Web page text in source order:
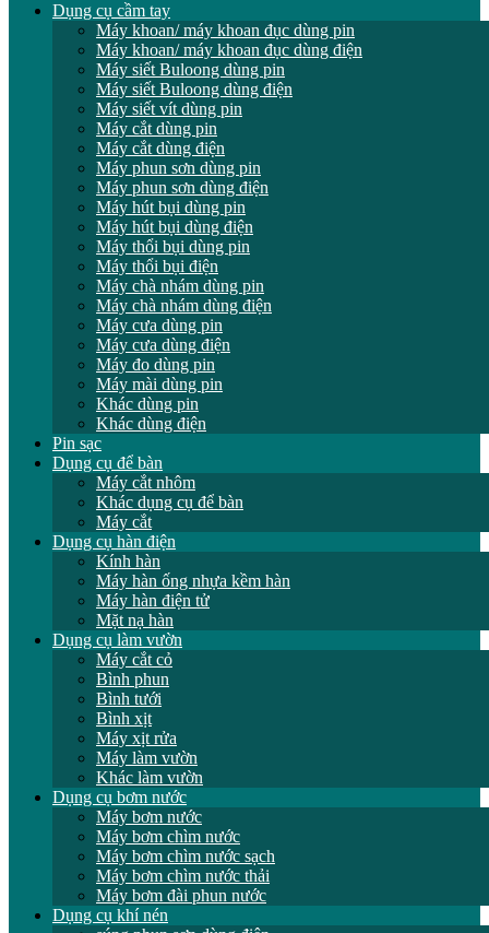
Dụng cụ cầm tay
Máy khoan/ máy khoan đục dùng pin
Máy khoan/ máy khoan đục dùng điện
Máy siết Buloong dùng pin
Máy siết Buloong dùng điện
Máy siết vít dùng pin
Máy cắt dùng pin
Máy cắt dùng điện
Máy phun sơn dùng pin
Máy phun sơn dùng điện
Máy hút bụi dùng pin
Máy hút bụi dùng điện
Máy thổi bụi dùng pin
Máy thổi bụi điện
Máy chà nhám dùng pin
Máy chà nhám dùng điện
Máy cưa dùng pin
Máy cưa dùng điện
Máy đo dùng pin
Máy mài dùng pin
Khác dùng pin
Khác dùng điện
Pin sạc
Dụng cụ để bàn
Máy cắt nhôm
Khác dụng cụ để bàn
Máy cắt
Dụng cụ hàn điện
Kính hàn
Máy hàn ống nhựa kềm hàn
Máy hàn điện tử
Mặt nạ hàn
Dụng cụ làm vườn
Máy cắt cỏ
Bình phun
Bình tưới
Bình xịt
Máy xịt rửa
Máy làm vườn
Khác làm vườn
Dụng cụ bơm nước
Máy bơm nước
Máy bơm chìm nước
Máy bơm chìm nước sạch
Máy bơm chìm nước thải
Máy bơm đài phun nước
Dụng cụ khí nén